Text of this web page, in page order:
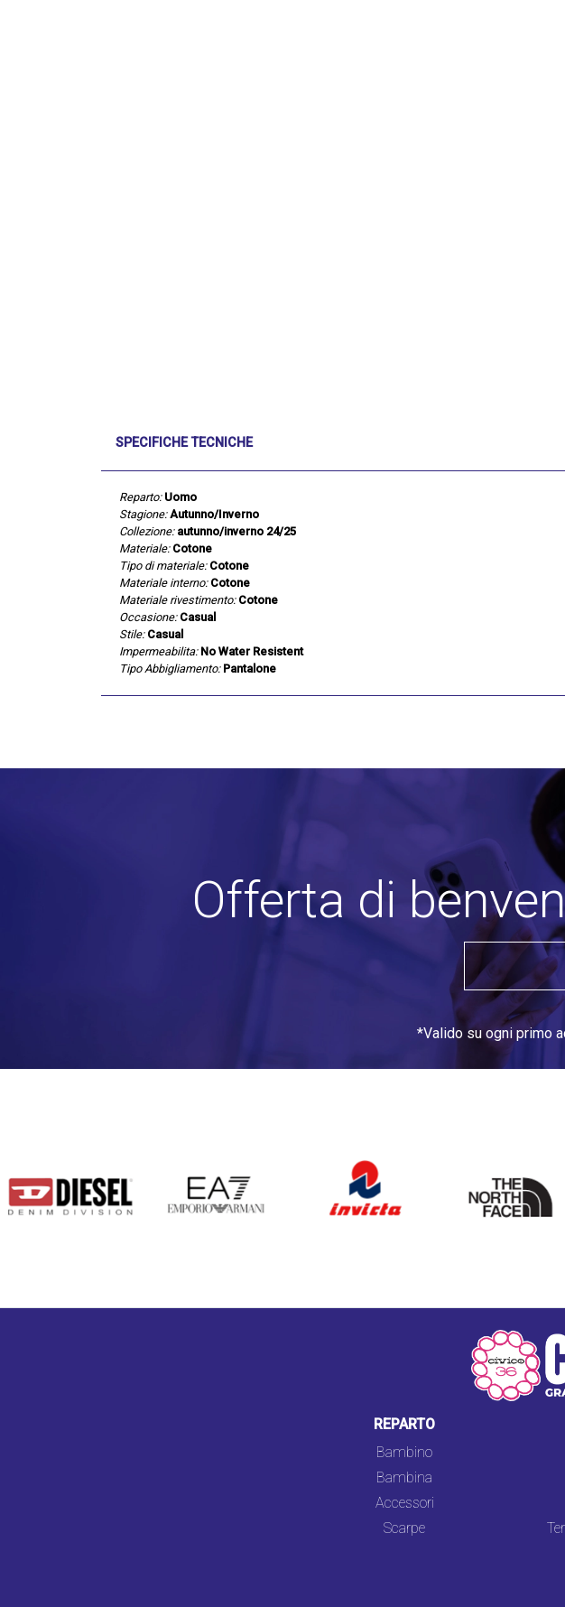
SPECIFICHE TECNICHE
Reparto: Uomo
Stagione: Autunno/Inverno
Collezione: autunno/inverno 24/25
Materiale: Cotone
Tipo di materiale: Cotone
Materiale interno: Cotone
Materiale rivestimento: Cotone
Occasione: Casual
Stile: Casual
Impermeabilita: No Water Resistent
Tipo Abbigliamento: Pantalone
Offerta di
*Valido su ogni primo
INVICTA
NORTH
FACE
REPARTO
Bambino
Bambina
Accessori
Scarpe